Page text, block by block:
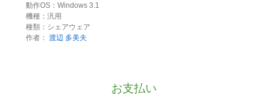
動作OS：Windows 3.1
機種：汎用
種類：シェアウェア
作者： 渡辺 多美夫
お支払い